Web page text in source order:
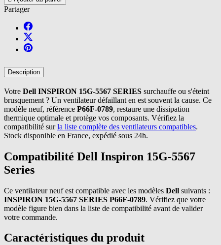
Partager
Description
Votre Dell INSPIRON 15G-5567 SERIES surchauffe ou s'éteint
brusquement ? Un ventilateur défaillant en est souvent la cause. Ce
modèle neuf, référence P66F-0789, restaure une dissipation
thermique optimale et protège vos composants. Vérifiez la
compatibilité surla liste complète des ventilateurs compatibles.
Stock disponible en France, expédié sous 24h.
Compatibilité Dell Inspiron 15G-5567
Series
Ce ventilateur neuf est compatible avec les modèles Dell suivants :
INSPIRON 15G-5567 SERIES P66F-0789. Vérifiez que votre
modèle figure bien dans la liste de compatibilité avant de valider
votre commande.
Caractéristiques du produit